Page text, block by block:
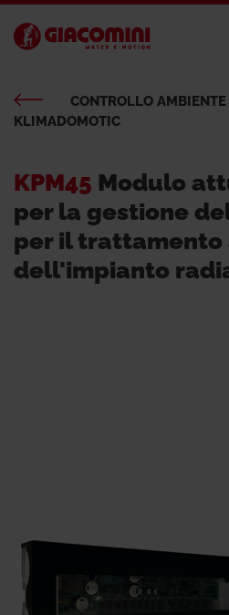
CONTROLLO
KLIMADOMOTIC
KPM45 Modulo
per la gestione
per il trattamento
dell'impianto